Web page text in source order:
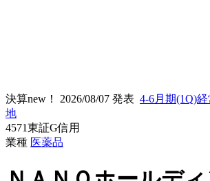
決算new！ 2026/08/07 発表 4-6月期(1Q)
地
4571東証G信用
業種 医薬品